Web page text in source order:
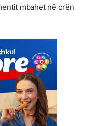
mbahet në orën